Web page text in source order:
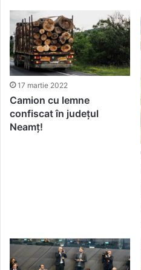
17 martie 2022
Camion cu lemne
confiscat în județul
Neamț!